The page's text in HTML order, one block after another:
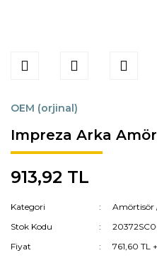
OEM (orjinal)
Impreza Arka
913,92 TL
Kategori
Amörtisör
Stok Kodu
Fiyat
761,60 TL